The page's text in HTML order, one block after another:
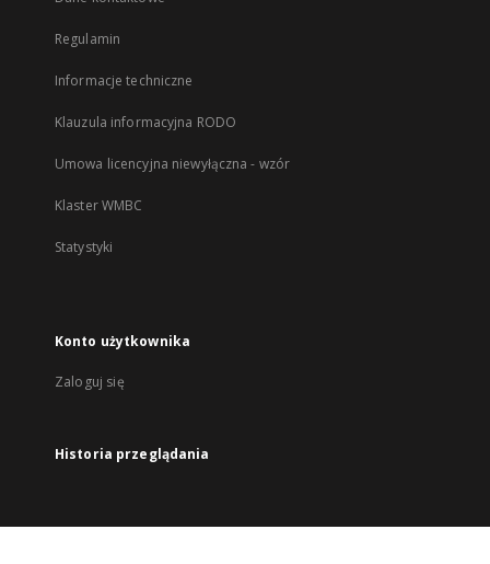
Regulamin
Informacje techniczne
Klauzula informacyjna RODO
Umowa licencyjna niewyłączna - wzór
Klaster WMBC
Statystyki
Konto użytkownika
Zaloguj się
Historia przeglądania